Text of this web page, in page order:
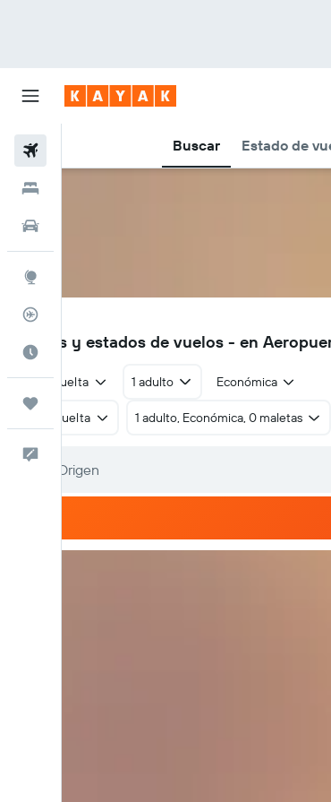
Buscar Estado de
Cuándo ir
IXY
Vuelos y estados de vuelos - en
Ida y vuelta 1 adulto Económica
Ida y vuelta 1 adulto, Económica, 0 maletas